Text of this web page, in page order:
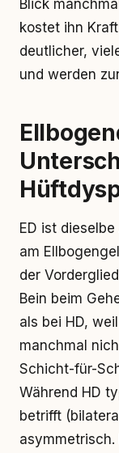
Blick
kostet ihn
deutlicher,
und werden
ED ist
am
der
Bein beim
als bei HD,
manchmal
Schicht-für-
Während HD
betrifft
asymmetrisch.